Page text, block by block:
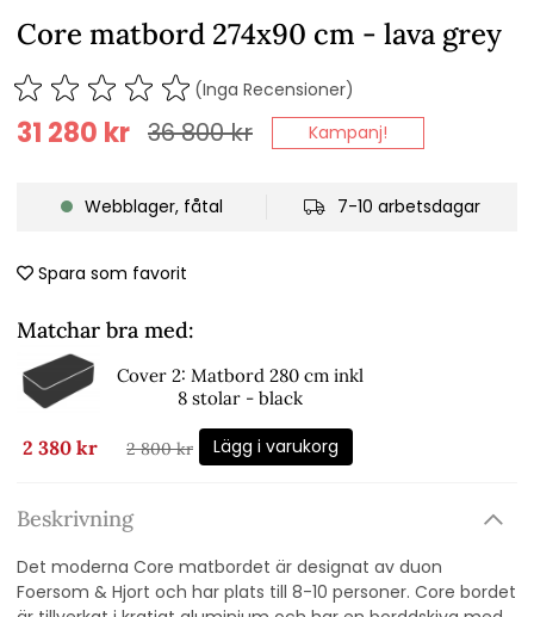
Core matbord 274x90 cm - lava grey
(Inga Recensioner)
36 800kr
31 280 kr Kampanj!
Webblager, fåtal 7-10 arbetsdagar
Spara som favorit
Matchar bra med:
Cover 2: Matbord 280 cm inkl
8 stolar - black
2 380 kr 2 800 kr Lägg i varukorg
Beskrivning
Det moderna Core matbordet är designat av duon
Foersom & Hjort och har plats till 8-10 personer. Core bordet